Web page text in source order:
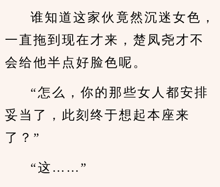
谁知道这家伙竟然沉迷女色，
一直拖到现在才来，楚凤尧才不
会给他半点好脸色呢。
“怎么，你的那些女人都安排
妥当了，此刻终于想起本座来
了？”
“这……”